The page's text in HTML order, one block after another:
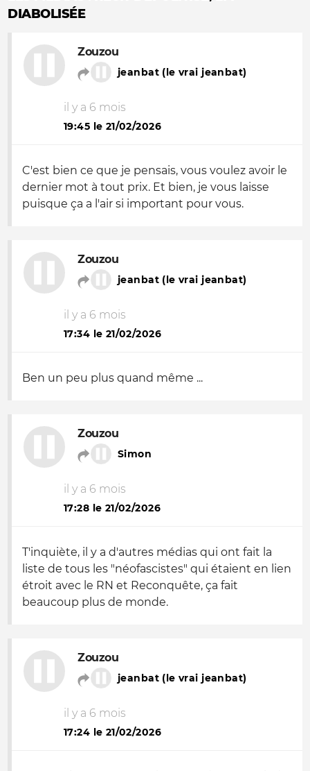
DIABOLISÉE
Zouzou
jeanbat (le vrai jeanbat)
il y a 6 mois
19:45 le 21/02/2026
C'est bien ce que je pensais, vous voulez avoir le
dernier mot à tout prix. Et bien, je vous laisse
puisque ça a l'air si important pour vous.
Zouzou
jeanbat (le vrai jeanbat)
il y a 6 mois
17:34 le 21/02/2026
Ben un peu plus quand même ...
Zouzou
Simon
il y a 6 mois
17:28 le 21/02/2026
T'inquiète, il y a d'autres médias qui ont fait la
liste de tous les "néofascistes" qui étaient en lien
étroit avec le RN et Reconquête, ça fait
beaucoup plus de monde.
Zouzou
jeanbat (le vrai jeanbat)
il y a 6 mois
17:24 le 21/02/2026